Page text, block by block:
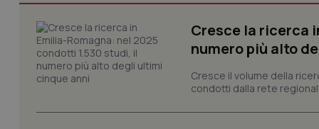
Cresce la ricerca
numero più alto
Cresce il volume della
condotti dalla rete
e l'accesso alle aree